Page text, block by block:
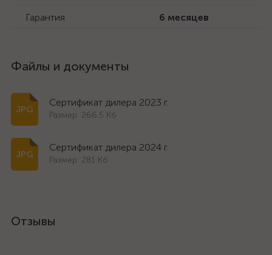
Гарантия 6 месяцев
Файлы и документы
Сертификат дилера 2023 г.
Размер: 266.5 Кб
Сертификат дилера 2024 г.
Размер: 281 Кб
Отзывы